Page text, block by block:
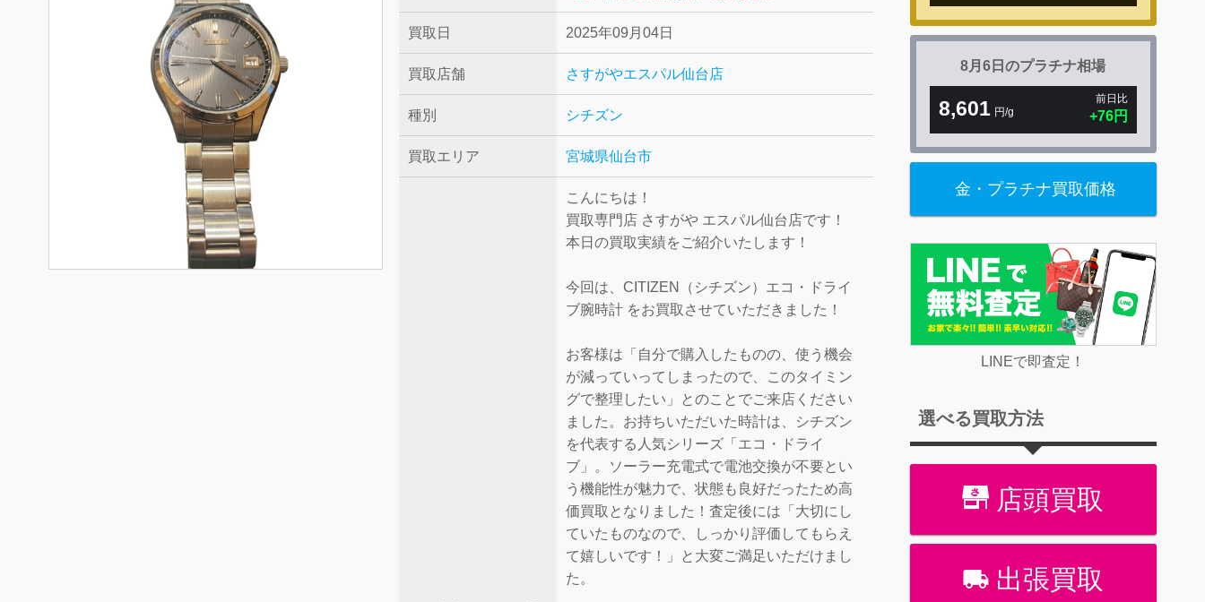
買取日 2025年09月04日
買取店舗 さすがやエスパル仙台店
種別 シチズン
買取エリア 宮城県仙台市
こんにちは！
買取専門店 さすがや エスパル仙台店です！
本日の買取実績をご紹介いたします！
今回は、CITIZEN（シチズン）エコ・ドライ
ブ腕時計 をお買取させていただきました！
お客様は「自分で購入したものの、使う機会
が減っていってしまったので、このタイミン
グで整理したい」とのことでご来店ください
ました。お持ちいただいた時計は、シチズン
を代表する人気シリーズ「エコ・ドライ
ブ」。ソーラー充電式で電池交換が不要とい
う機能性が魅力で、状態も良好だったため高
価買取となりました！査定後には「大切にし
ていたものなので、しっかり評価してもらえ
て嬉しいです！」と大変ご満足いただけまし
た。
8月6日のプラチナ相場
8,601 円/g
前日比
+76円
金・プラチナ買取価格
LINEで即査定！
選べる買取方法
店頭買取
出張買取